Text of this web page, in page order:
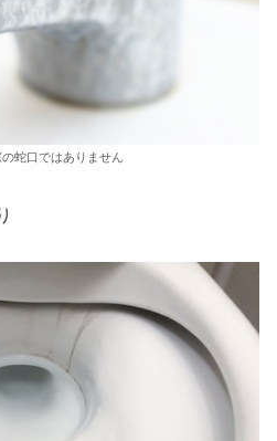
蛇口ではありません